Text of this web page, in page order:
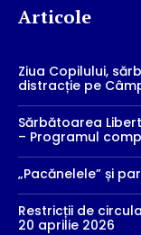
Articole
Ziua Copilului,
distracție pe
Sărbătoarea
– Programul
„Pacănelele” și
Restricții de
20 aprilie 2026